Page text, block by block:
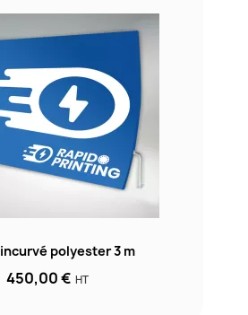
polyester 3 m
450,00 € HT